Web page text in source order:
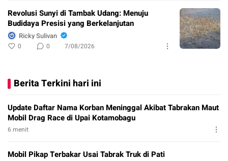
Revolusi Sunyi di Tambak Udang: Menuju
Budidaya Presisi yang Berkelanjutan
Ricky Sulivan
0 0 7/08/2026
Berita Terkini hari ini
Update Daftar Nama Korban Meninggal Akibat Tabrakan Maut
Mobil Drag Race di Upai Kotamobagu
6 menit
Mobil Pikap Terbakar Usai Tabrak Truk di Pati